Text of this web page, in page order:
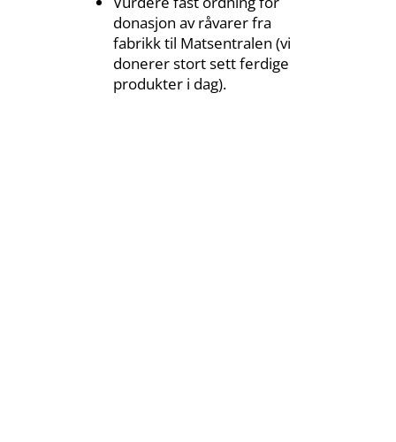
donasjon av råvarer fra
fabrikk til Matsentralen (vi
donerer stort sett ferdige
produkter i dag).